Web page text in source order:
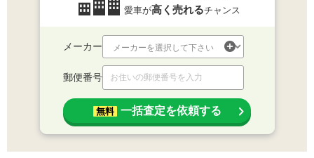
愛車が高く売れるチャンス
メーカー
郵便番号
無料 一括査定を依頼する